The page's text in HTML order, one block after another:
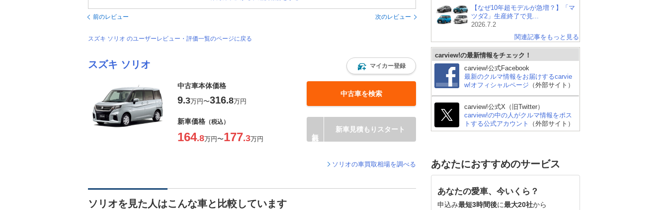
前のレビュー 次のレビュー
スズキ ソリオ のユーザーレビュー・評価一覧のページに戻る
スズキ ソリオ マイカー登録
中古車本体価格
9.3万円〜316.8万円
中古車を検索
新車価格 （税込）
164.8万円〜177.3万円
新車見積もりスタート
ソリオの車買取相場を調べる
ソリオを見た人はこんな車と比較しています
【なぜ10年超モデルが急増？】「マ
ツダ2」生産終了で見...
2026.7.2
関連記事をもっと見る
carview!の最新情報をチェック！
carview!公式Facebook
最新のクルマ情報をお届けするcarvie
w!オフィシャルページ （外部サイト）
carview!公式X（旧Twitter）
carview!の中の人がクルマ情報をポス
トする公式アカウント
（外部サイト）
あなたにおすすめのサービス
あなたの愛車、今いくら？
申込み最短3時間後に最大20社から